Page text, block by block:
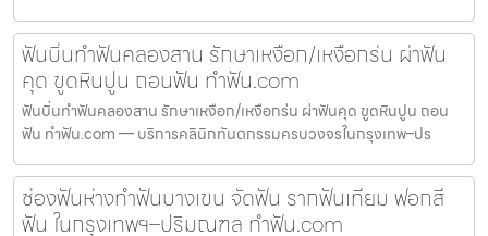
ฟันบิ่นทำฟันคลองสาน รักษาเหงือก/เหงือกร่น ผ่าฟัน
คุด ขูดหินปูน ถอนฟัน ทำฟัน.com
ฟันบิ่นทำฟันคลองสาน รักษาเหงือก/เหงือกร่น ผ่าฟันคุด ขูดหินปูน ถอน
ฟัน ทำฟัน.com — บริการคลินิกทันตกรรมครบวงจรในกรุงเทพ–ปร
ช่องฟันห่างทำฟันบางเขน จัดฟัน รากฟันเทียม ฟอกสี
ฟัน ในกรุงเทพฯ–ปริมณฑล ทำฟัน.com